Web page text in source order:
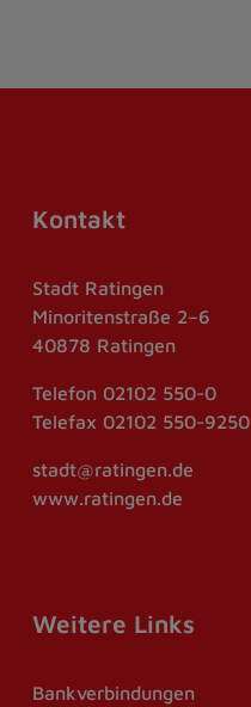
Kontakt
Stadt Ratingen
Minoritenstraße 2–6
40878 Ratingen
Telefon 02102 550-0
Telefax 02102 550-9250
stadt@ratingen.de
www.ratingen.de
Weitere Links
Bankverbindungen